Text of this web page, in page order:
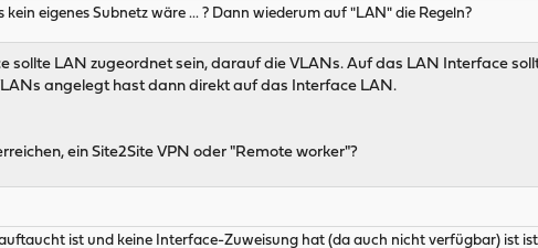
kein eigenes Subnetz wäre ... ? Dann wiederum auf "LAN" die Regeln?
sollte LAN zugeordnet sein, darauf die VLANs. Auf das LAN Interface
angelegt hast dann direkt auf das Interface LAN.
ein Site2Site VPN oder "Remote worker"?
ist und keine Interface-Zuweisung hat (da auch nicht verfügbar) ist